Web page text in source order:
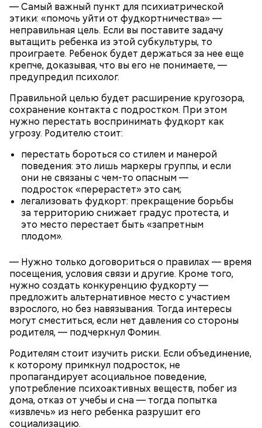
— Самый важный пункт для психиатрической
этики: «помочь уйти от фудкортничества» —
неправильная цель. Если вы поставите задачу
вытащить ребенка из этой субкультуры, то
проиграете. Ребенок будет держаться за нее еще
крепче, доказывая, что вы его не понимаете, —
предупредил психолог.
Правильной целью будет расширение кругозора,
сохранение контакта с подростком. При этом
нужно перестать воспринимать фудкорт как
угрозу. Родителю стоит:
перестать бороться со стилем и манерой
поведения: это лишь маркеры группы, и если
они не связаны с чем-то опасным —
подросток «перерастет» это сам;
легализовать фудкорт: прекращение борьбы
за территорию снижает градус протеста, и
это место перестает быть «запретным
плодом».
— Нужно только договориться о правилах — время
посещения, условия связи и другие. Кроме того,
нужно создать конкуренцию фудкорту —
предложить альтернативное место с участием
взрослого, но без навязывания. Тогда интересы
могут сместиться, если нет давления со стороны
родителя, — подчеркнул Фомин.
Родителям стоит изучить риски. Если объединение,
к которому примкнул подросток, не
пропагандирует асоциальное поведение,
употребление психоактивных веществ, побег из
дома, отказ от учебы и сна — тогда попытка
«извлечь» из него ребенка разрушит его
социализацию.
Праздник любви, или Ту бе-Ав, отмечается в
Израиле как местный аналог Дня святого
Валентина. Влюбленные в этот день делают друг
другу сюрпризы, дарят цветы и подарки,
устраивают свидания и признаются в своих
чувствах. Праздник уходит корнями в далекое
прошлое — во времена существования еврейской
традиции, когда девушки надевали белые платья и
водили хороводы в виноградниках, а юноши
искали себе невест.